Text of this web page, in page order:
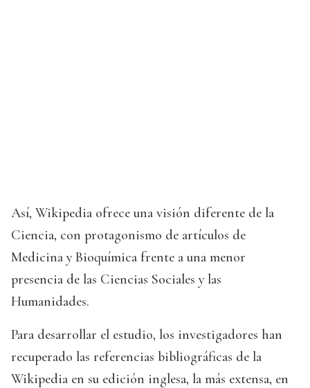
Así, Wikipedia ofrece una visión diferente de la
Ciencia, con protagonismo de artículos de
Medicina y Bioquímica frente a una menor
presencia de las Ciencias Sociales y las
Humanidades.
Para desarrollar el estudio, los investigadores han
recuperado las referencias bibliográficas de la
Wikipedia en su edición inglesa, la más extensa, en